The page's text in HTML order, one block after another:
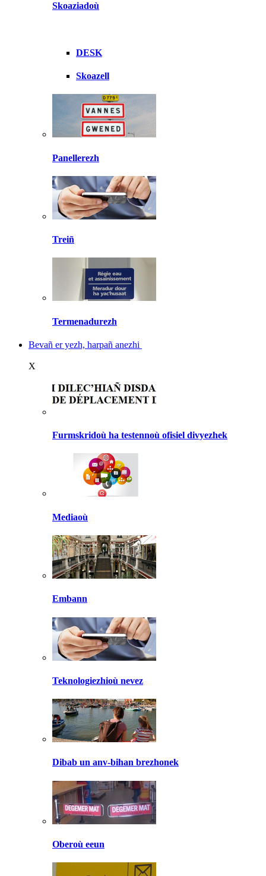
Skoaziadoù
DESK
Skoazell
Panellerezh
Treiñ
Termenadurezh
Bevañ er yezh, harpañ anezhi
X
Furmskridoù ha testennoù ofisiel divyezhek
Mediaoù
Embann
Teknologiezhioù nevez
Dibab un anv-bihan brezhonek
Oberoù eeun